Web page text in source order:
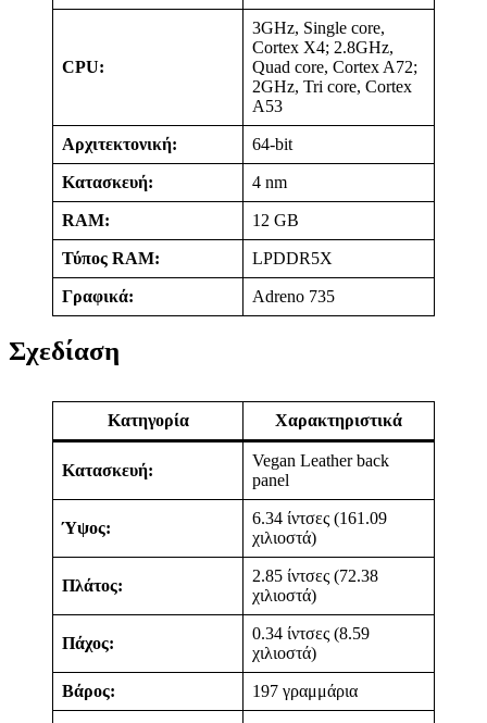
CPU:
3GHz, Single core,
Cortex X4; 2.8GHz,
Quad core, Cortex A72;
2GHz, Tri core, Cortex
A53
Αρχιτεκτονική: 64-bit
Κατασκευή: 4 nm
RAM: 12 GB
Τύπος RAM: LPDDR5X
Γραφικά: Adreno 735
Σχεδίαση
Κατηγορία Χαρακτηριστικά
Κατασκευή:
Vegan Leather back
panel
Ύψος:
6.34 ίντσες (161.09
χιλιοστά)
Πλάτος:
2.85 ίντσες (72.38
χιλιοστά)
Πάχος:
0.34 ίντσες (8.59
χιλιοστά)
Βάρος: 197 γραμμάρια